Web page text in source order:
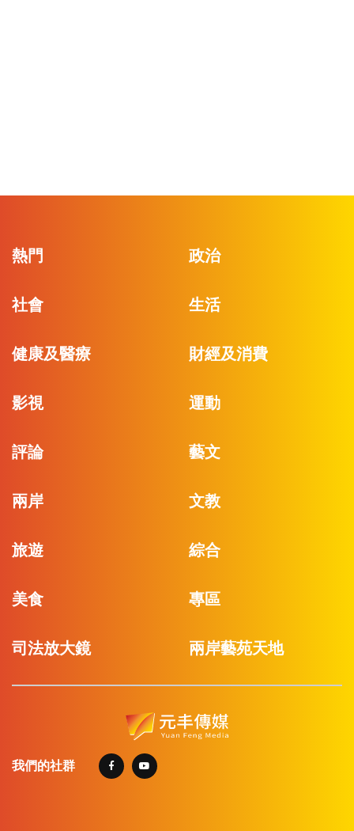
熱門 政治
社會 生活
健康及醫療 財經及消費
影視 運動
評論 藝文
兩岸 文教
旅遊 綜合
美食 專區
司法放大鏡 兩岸藝苑天地
我們的社群